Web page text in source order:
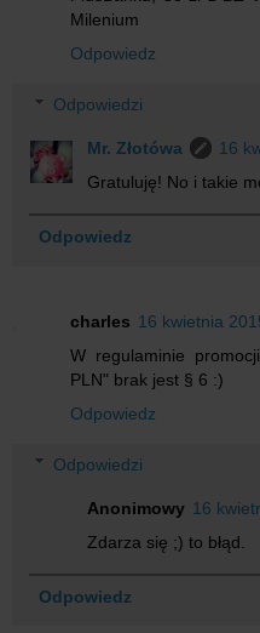
Milenium
Odpowiedz
Odpowiedzi
Mr. Złotówa
16
Gratuluję! No i takie
Odpowiedz
charles 16 kwietnia
W regulaminie
PLN" brak jest § 6 :)
Odpowiedz
Odpowiedzi
Anonimowy 16
Zdarza się ;) to błąd.
Odpowiedz